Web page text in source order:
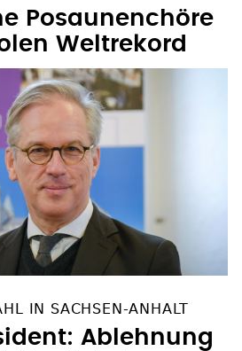
Posaunenchöre
Weltrekord
IN SACHSEN-ANHALT
Ablehnung